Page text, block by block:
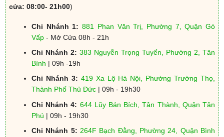
cửa: 08:00- 21h00)
Chi Nhánh 1: 881 Phan Văn Trị, Phường 7, Quận Gò
Vấp - Mở Cửa 08h - 21h
Chi Nhánh 2: 383 Nguyễn Trọng Tuyển, Phường 2, Tân
Bình | 09h -19h
Chi Nhánh 3: 419 Xa Lộ Hà Nội, Phường Trường Thọ,
Thành Phố Thủ Đức | 09h - 19h30
Chi Nhánh 4: 644 Lũy Bán Bích, Tân Thành, Quận Tân
Phú | 09h - 19h30
Chi Nhánh 5: 264F Bạch Đằng, Phường 24, Quận Bình